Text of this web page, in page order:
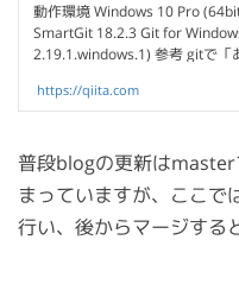
Qiita
動作環境 Windows 10 Pro
SmartGit 18.2.3 Git for
2.19.1.windows.1) 参考 gitで「
https://qiita.com
普段blogの更新はmaster
まっていますが、ここで
行い、後からマージする